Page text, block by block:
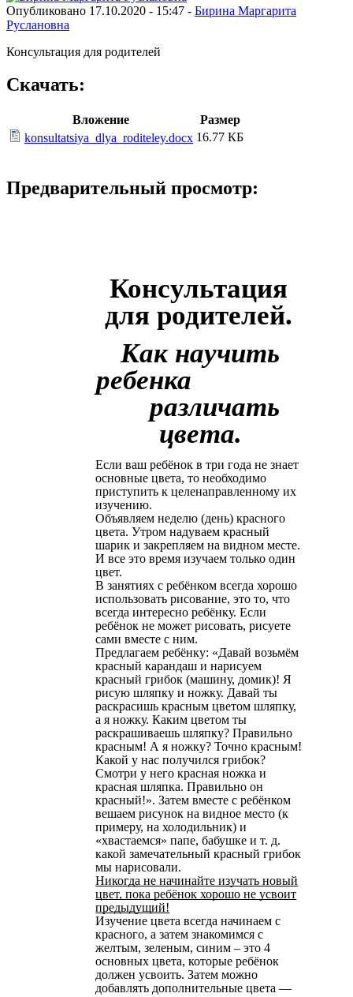
Опубликовано 17.10.2020 - 15:47 - Бирина Маргарита
Руслановна
Консультация для родителей
Скачать:
Вложение
Размер
konsultatsiya_dlya_roditeley.docx 16.77 КБ
Предварительный просмотр:
Консультация
для родителей.
Как научить
ребенка
различать
цвета.
Если ваш ребёнок в три года не знает
основные цвета, то необходимо
приступить к целенаправленному их
изучению.
Объявляем неделю (день) красного
цвета. Утром надуваем красный
шарик и закрепляем на видном месте.
И все это время изучаем только один
цвет.
В занятиях с ребёнком всегда хорошо
использовать рисование, это то, что
всегда интересно ребёнку. Если
ребёнок не может рисовать, рисуете
сами вместе с ним.
Предлагаем ребёнку: «Давай возьмём
красный карандаш и нарисуем
красный грибок (машину, домик)! Я
рисую шляпку и ножку. Давай ты
раскрасишь красным цветом шляпку,
а я ножку. Каким цветом ты
раскрашиваешь шляпку? Правильно
красным! А я ножку? Точно красным!
Какой у нас получился грибок?
Смотри у него красная ножка и
красная шляпка. Правильно он
красный!». Затем вместе с ребёнком
вешаем рисунок на видное место (к
примеру, на холодильник) и
«хвастаемся» папе, бабушке и т. д.
какой замечательный красный грибок
мы нарисовали.
Никогда не начинайте изучать новый
цвет, пока ребёнок хорошо не усвоит
предыдущий!
Изучение цвета всегда начинаем с
красного, а затем знакомимся с
желтым, зеленым, синим – это 4
основных цвета, которые ребёнок
должен усвоить. Затем можно
добавлять дополнительные цвета —